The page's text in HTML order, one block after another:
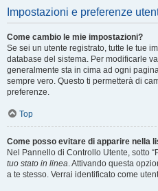
Impostazioni e preferenze
Come cambio le mie impostazioni?
Se sei un utente registrato, tutte le tue
database del sistema. Per modificarle
generalmente sta in cima ad ogni
sempre vero. Questo ti permetterà di
preferenze.
Top
Come posso evitare di apparire nella
Nel Pannello di Controllo Utente, sotto
tuo stato in linea. Attivando questa
a te stesso. Verrai identificato come